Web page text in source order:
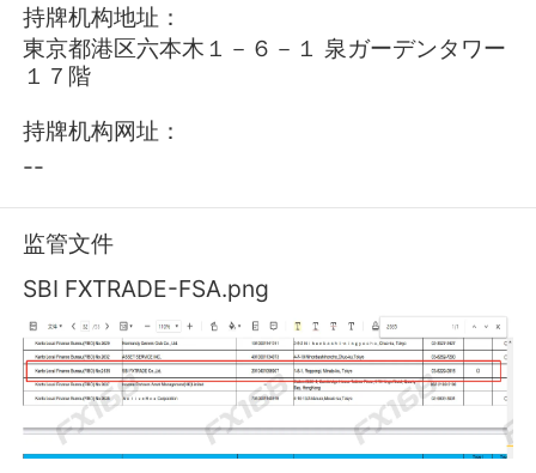
官网:https://www.sbifxt.co.jp/
监管信息
日本FSA零售外汇牌照
最新动态 更多
贝森特的日元救助将加大美国对日本贸易和利率
评价
维权 FX168首页
持牌机构地址：
東京都港区六本木１－６－１ 泉ガーデンタワー
１７階
持牌机构网址：
--
监管文件
SBI FXTRADE-FSA.png